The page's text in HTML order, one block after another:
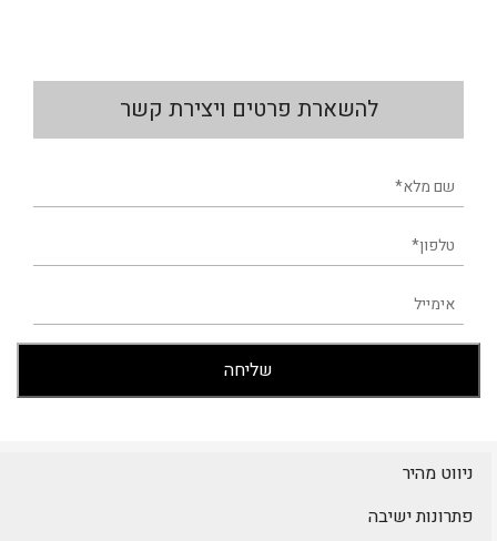
להשארת פרטים ויצירת קשר
ניווט מהיר
פתרונות ישיבה